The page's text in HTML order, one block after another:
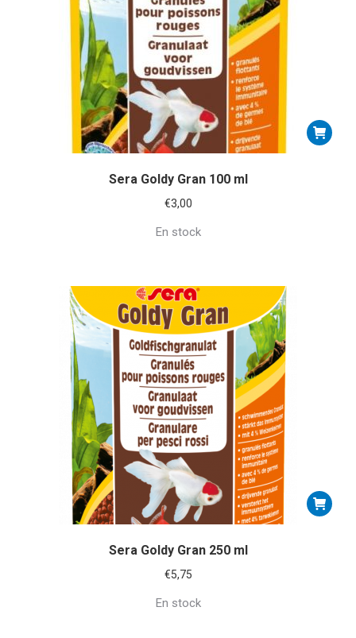
Sera Goldy Gran 100 ml
€3,00
En stock
Sera Goldy Gran 250 ml
€5,75
En stock